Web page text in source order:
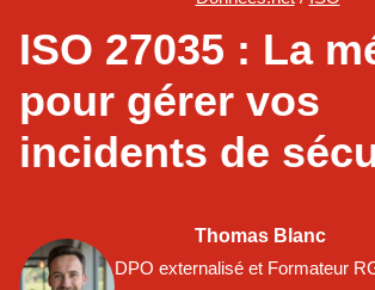
ISO 27035 : La
pour gérer vos
incidents de
Thomas Blanc
DPO externalisé et Formateur